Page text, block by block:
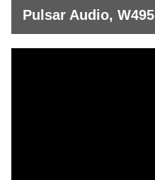
Pulsar Audio, W495